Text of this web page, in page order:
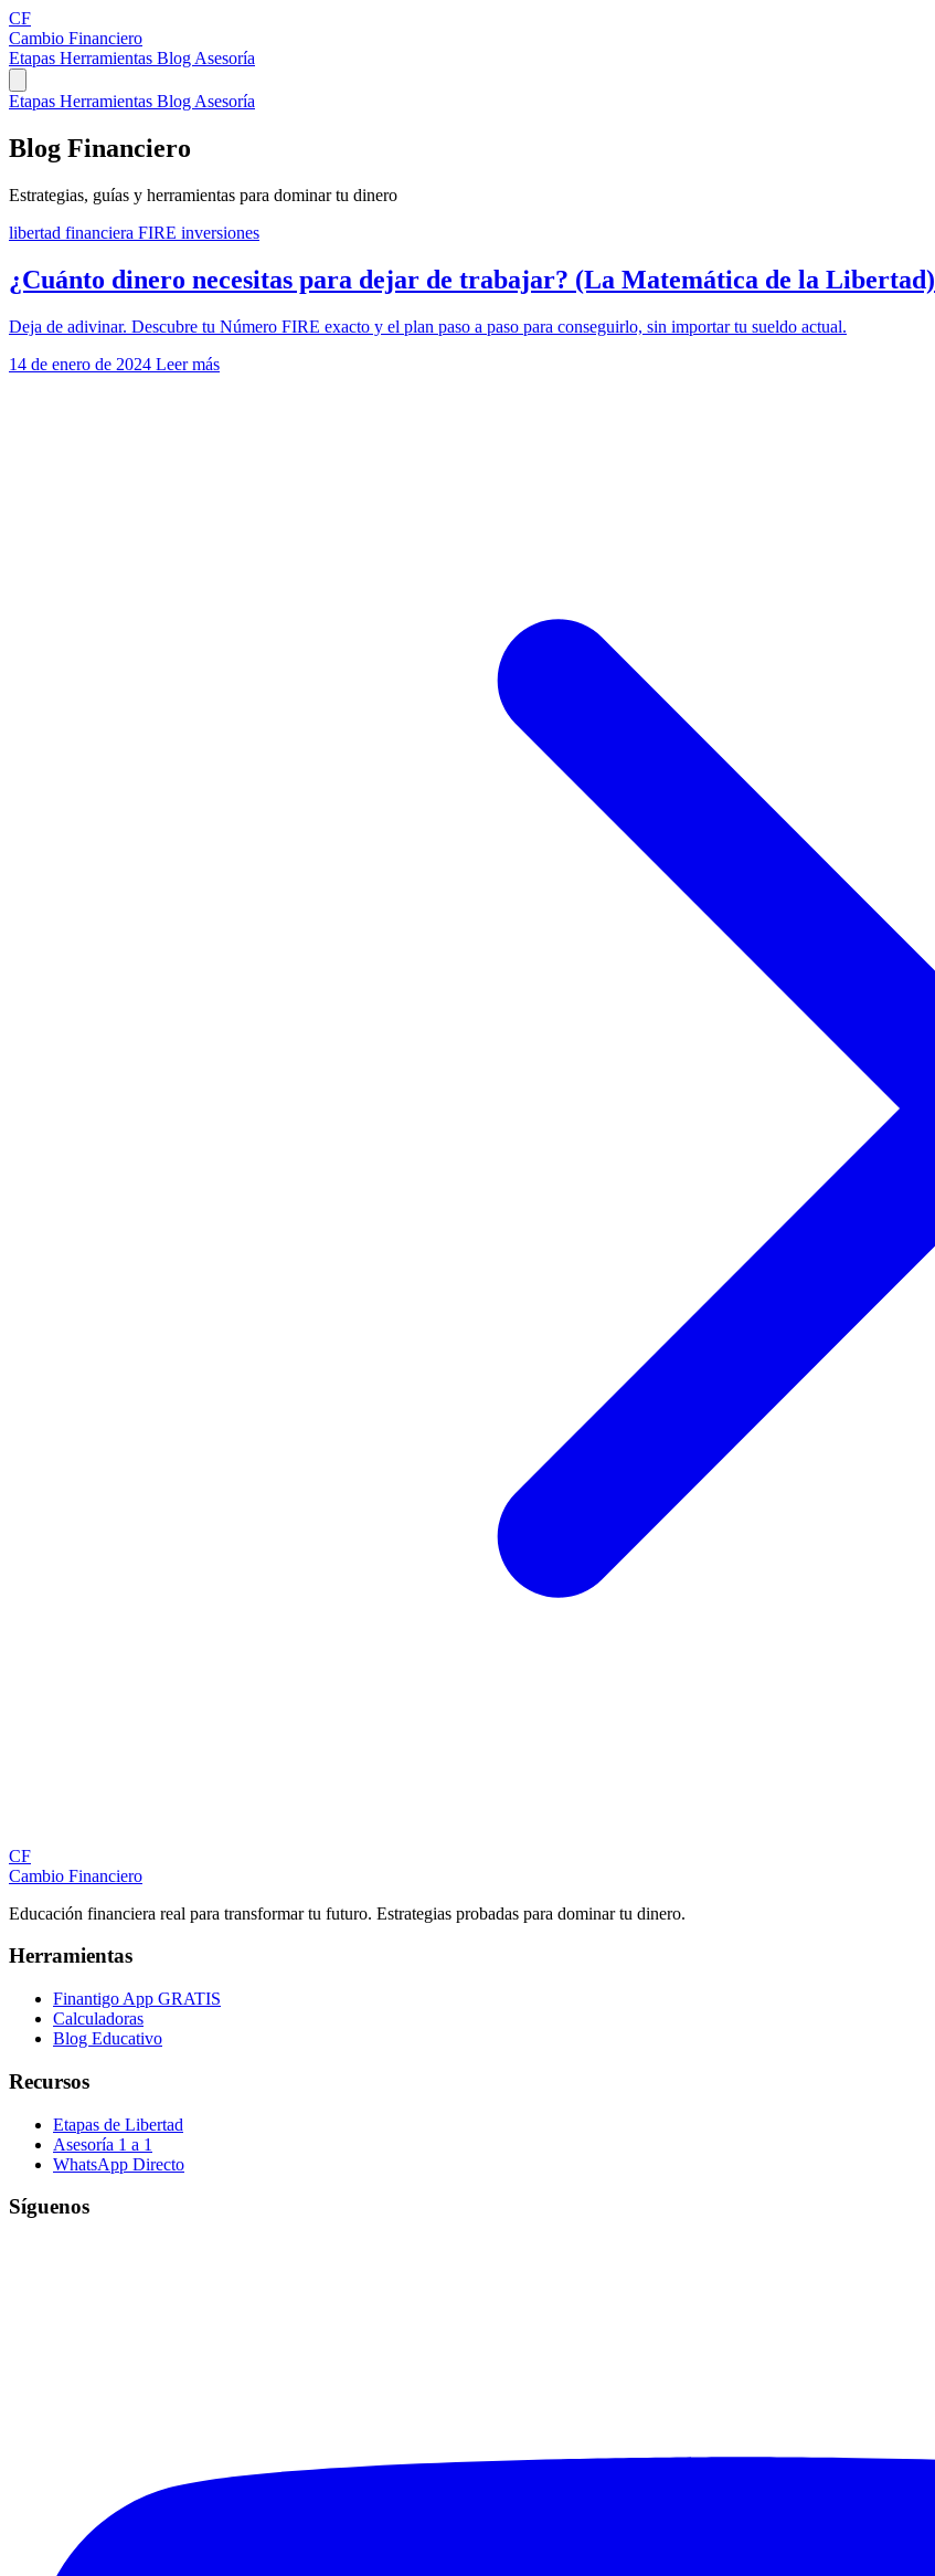
CF
Cambio Financiero
Etapas Herramientas Blog Asesoría
Etapas Herramientas Blog Asesoría
Blog Financiero
Estrategias, guías y herramientas para dominar tu dinero
libertad financiera FIRE inversiones
¿Cuánto dinero necesitas para dejar de trabajar? (La Matemática de la Libertad)
Deja de adivinar. Descubre tu Número FIRE exacto y el plan paso a paso para conseguirlo, sin importar tu sueldo actual.
14 de enero de 2024 Leer más
CF
Cambio Financiero
Educación financiera real para transformar tu futuro. Estrategias probadas para dominar tu dinero.
Herramientas
Finantigo App GRATIS
Calculadoras
Blog Educativo
Recursos
Etapas de Libertad
Asesoría 1 a 1
WhatsApp Directo
Síguenos